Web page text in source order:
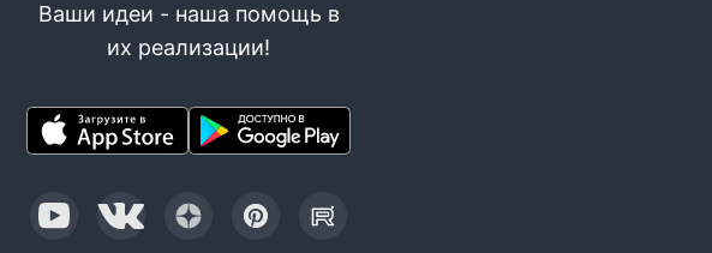
Ваши идеи - наша помощь в
их реализации!